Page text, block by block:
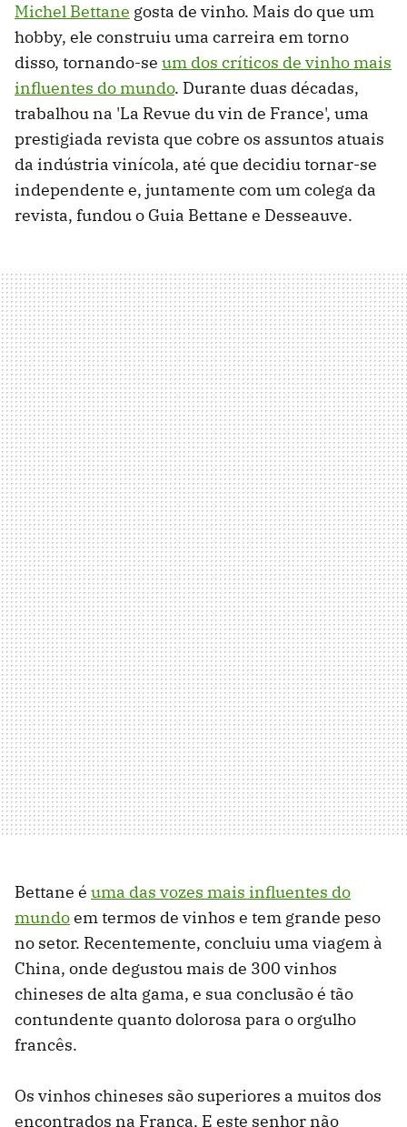
Michel Bettane gosta de vinho. Mais do que um
hobby, ele construiu uma carreira em torno
disso, tornando-se um dos críticos de vinho mais
influentes do mundo. Durante duas décadas,
trabalhou na 'La Revue du vin de France', uma
prestigiada revista que cobre os assuntos atuais
da indústria vinícola, até que decidiu tornar-se
independente e, juntamente com um colega da
revista, fundou o Guia Bettane e Desseauve.
Bettane é uma das vozes mais influentes do
mundoem termos de vinhos e tem grande peso
no setor. Recentemente, concluiu uma viagem à
China, onde degustou mais de 300 vinhos
chineses de alta gama, e sua conclusão é tão
contundente quanto dolorosa para o orgulho
francês.
Os vinhos chineses são superiores a muitos dos
encontrados na França. E este senhor não